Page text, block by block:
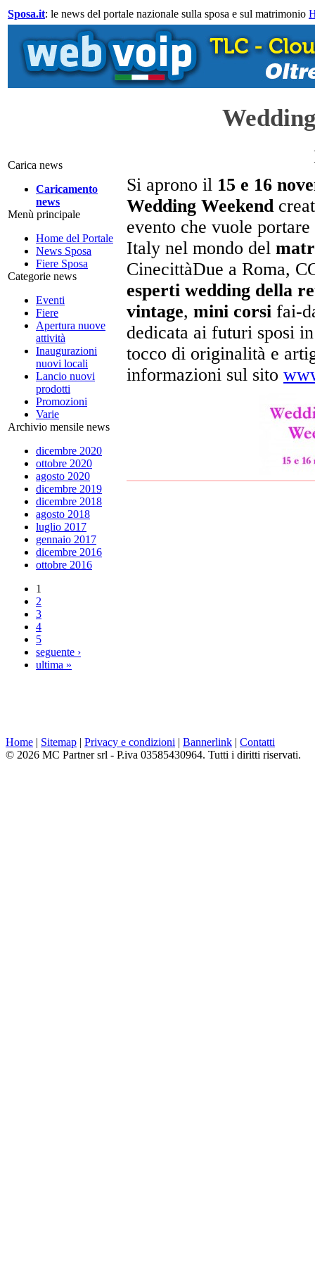
Sposa.it: le news del portale nazionale sulla sposa e sul matrimonio
Carica news
Caricamento
news
Menù principale
Home del Portale
News Sposa
Fiere Sposa
Categorie news
Eventi
Fiere
Apertura nuove
attività
Inaugurazioni
nuovi locali
Lancio nuovi
prodotti
Promozioni
Varie
Archivio mensile news
dicembre 2020
ottobre 2020
agosto 2020
dicembre 2019
dicembre 2018
agosto 2018
luglio 2017
gennaio 2017
dicembre 2016
ottobre 2016
1
2
3
4
5
seguente ›
ultima »
Si aprono il 15 e 16
Wedding Weekend
evento che vuole portare
Italy nel mondo del
CinecittàDue a Roma,
esperti wedding della
vintage, mini corsi fai-
dedicata ai futuri sposi
tocco di originalità e
informazioni sul sito
Home | Sitemap | Privacy e condizioni | Bannerlink | Contatti
© 2026 MC Partner srl - P.iva 03585430964. Tutti i diritti riservati.